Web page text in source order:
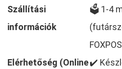
Szállítási
információk
🗳️ 1-4
Elérhetőség (Online✔️